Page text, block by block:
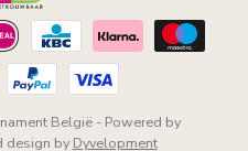
België - Powered by
design by Dyvelopment